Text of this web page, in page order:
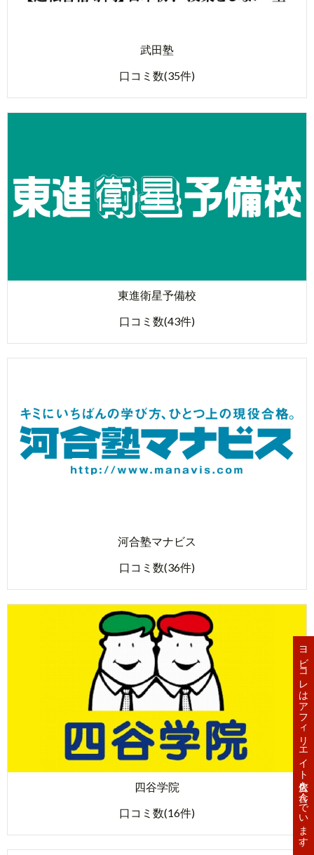
武田塾
口コミ数(35件)
東進衛星予備校
口コミ数(43件)
河合塾マナビス
口コミ数(36件)
四谷学院
口コミ数(16件)
ヨビコレはアフィリエイト広告を含んでいます。